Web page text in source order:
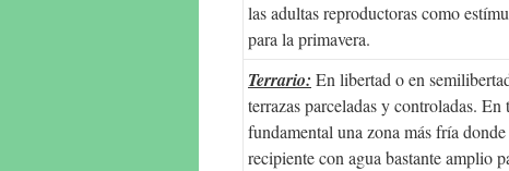
las adultas reproductoras como
para la primavera.
Terrario: En libertad o en
terrazas parceladas y controladas. En
fundamental una zona más fría
recipiente con agua bastante amplio